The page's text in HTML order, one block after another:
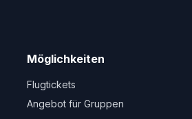
Möglichkeiten
Flugtickets
Angebot für Gruppen